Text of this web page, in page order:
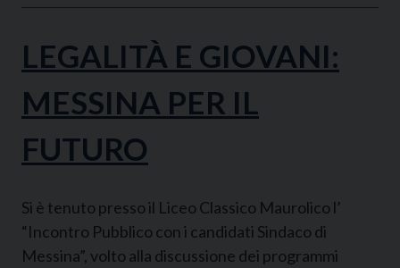
LEGALITÀ E GIOVANI:
MESSINA PER IL
FUTURO
Si è tenuto presso il Liceo Classico Maurolico l’
“Incontro Pubblico con i candidati Sindaco di
Messina”, volto alla discussione dei programmi